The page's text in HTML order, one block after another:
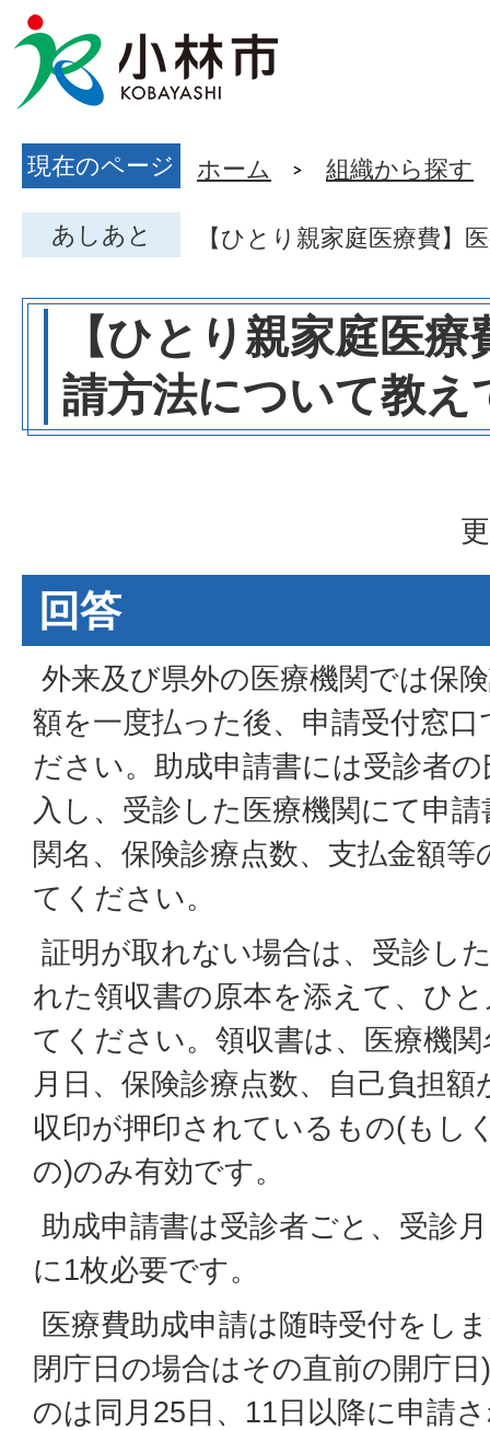
現在のページ ホーム 組織から探す
あしあと 【ひとり親家庭医療費】
【ひとり親家庭医
請方法について教え
回答
外来及び県外の医療機関では保
額を一度払った後、申請受付窓
ださい。助成申請書には受診者
入し、受診した医療機関にて申
関名、保険診療点数、支払金額
てください。
証明が取れない場合は、受診し
れた領収書の原本を添えて、ひ
てください。領収書は、医療機
月日、保険診療点数、自己負担
収印が押印されているもの(もし
の)のみ有効です。
助成申請書は受診者ごと、受診
に1枚必要です。
医療費助成申請は随時受付をし
閉庁日の場合はその直前の開庁
のは同月25日、11日以降に申請